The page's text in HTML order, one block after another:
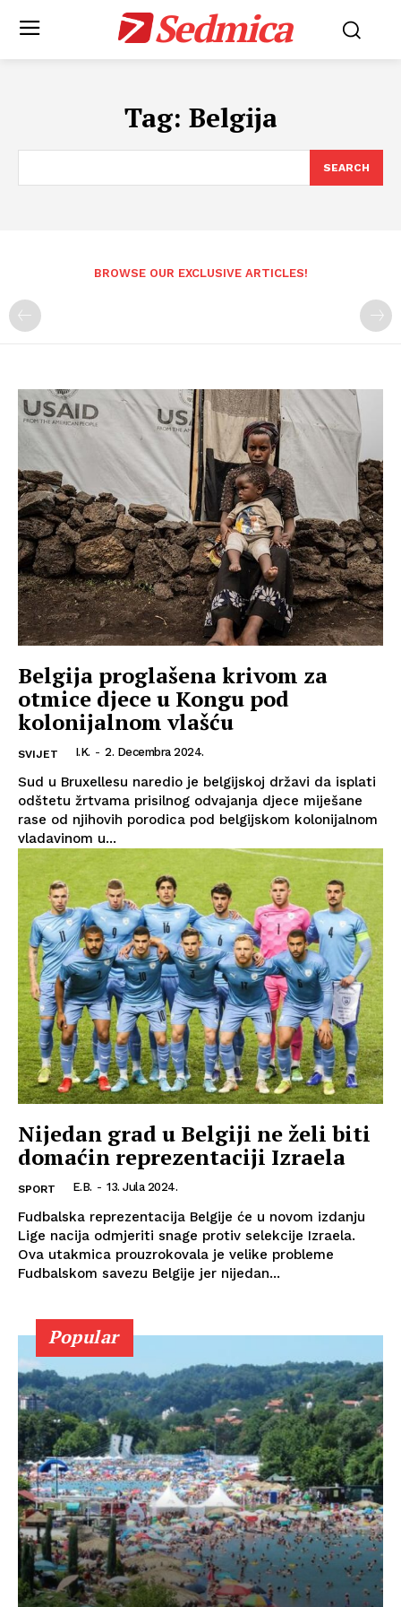
Sedmica
Tag: Belgija
SEARCH
BROWSE OUR EXCLUSIVE ARTICLES!
Belgija proglašena krivom za
otmice djece u Kongu pod
kolonijalnom vlašću
SVIJET I.K. - 2. Decembra 2024.
Sud u Bruxellesu naredio je belgijskoj državi da isplati
odštetu žrtvama prisilnog odvajanja djece miješane
rase od njihovih porodica pod belgijskom kolonijalnom
vladavinom u...
Nijedan grad u Belgiji ne želi biti
domaćin reprezentaciji Izraela
SPORT E.B. - 13. Jula 2024.
Fudbalska reprezentacija Belgije će u novom izdanju
Lige nacija odmjeriti snage protiv selekcije Izraela.
Ova utakmica prouzrokovala je velike probleme
Fudbalskom savezu Belgije jer nijedan...
Popular